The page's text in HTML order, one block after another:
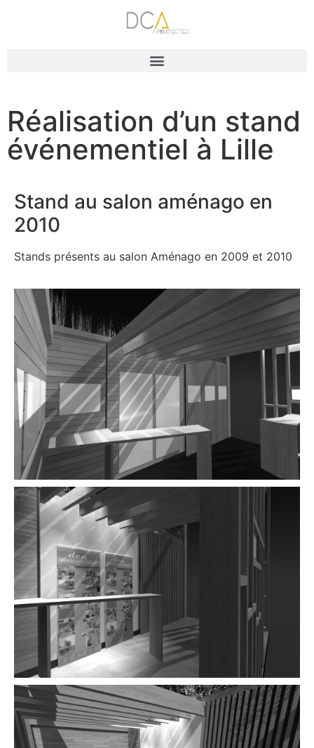
Réalisation d’un stand
événementiel à Lille
Stand au salon aménago en
2010
Stands présents au salon Aménago en 2009 et 2010